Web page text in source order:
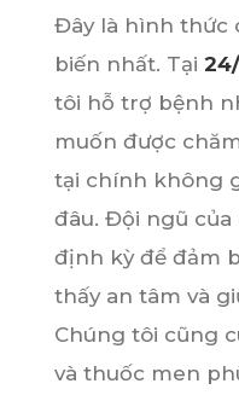
Đây là hình thức
biến nhất. Tại
tôi hỗ trợ bệnh
muốn được
tại chính không
đâu. Đội ngũ
định kỳ để đảm
thấy an tâm và
Chúng tôi cũng
và thuốc men